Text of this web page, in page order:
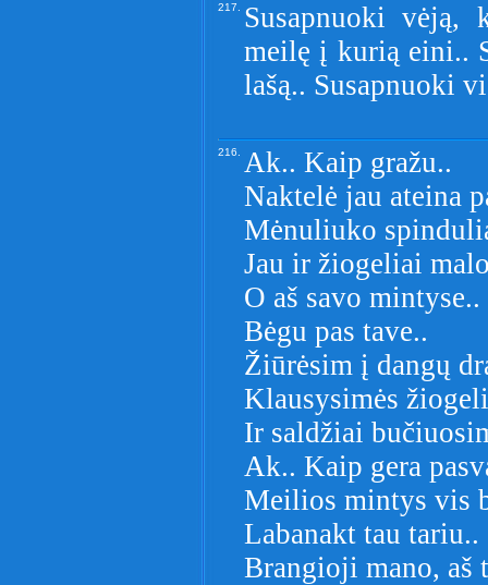
217. Susapnuoki vėją,
meilę į kurią eini..
lašą.. Susapnuoki
216. Ak.. Kaip gražu..
Naktelė jau ateina
Mėnuliuko
Jau ir žiogeliai
O aš savo mintyse..
Bėgu pas tave..
Žiūrėsim į dangų
Klausysimės
Ir saldžiai
Ak.. Kaip gera
Meilios mintys vis
Labanakt tau tariu..
Brangioji mano, aš